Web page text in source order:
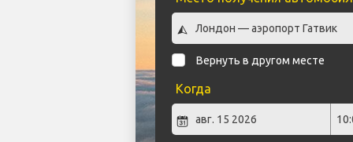
Вернуть в другом месте
Когда